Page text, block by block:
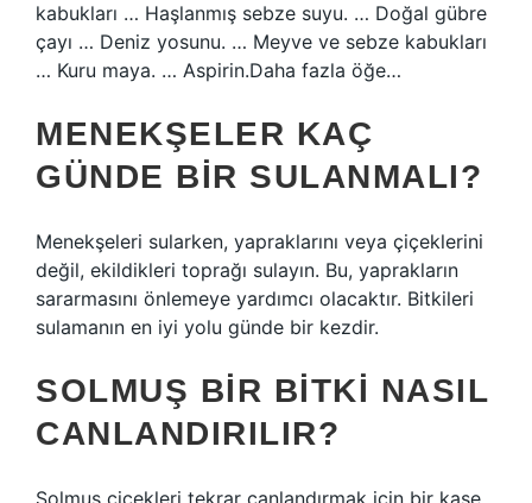
kabukları … Haşlanmış sebze suyu. … Doğal gübre
çayı … Deniz yosunu. … Meyve ve sebze kabukları
… Kuru maya. … Aspirin.Daha fazla öğe…
MENEKŞELER KAÇ
GÜNDE BIR SULANMALI?
Menekşeleri sularken, yapraklarını veya çiçeklerini
değil, ekildikleri toprağı sulayın. Bu, yaprakların
sararmasını önlemeye yardımcı olacaktır. Bitkileri
sulamanın en iyi yolu günde bir kezdir.
SOLMUŞ BIR BITKI NASIL
CANLANDIRILIR?
Solmuş çiçekleri tekrar canlandırmak için bir kase